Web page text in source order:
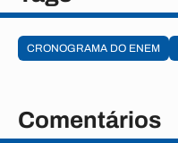
CRONOGRAMA DO ENEM
Comentários